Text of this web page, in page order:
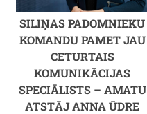
SILIŅAS PADOMNIEKU
KOMANDU PAMET JAU
CETURTAIS
KOMUNIKĀCIJAS
SPECIĀLISTS – AMATU
ATSTĀJ ANNA ŪDRE